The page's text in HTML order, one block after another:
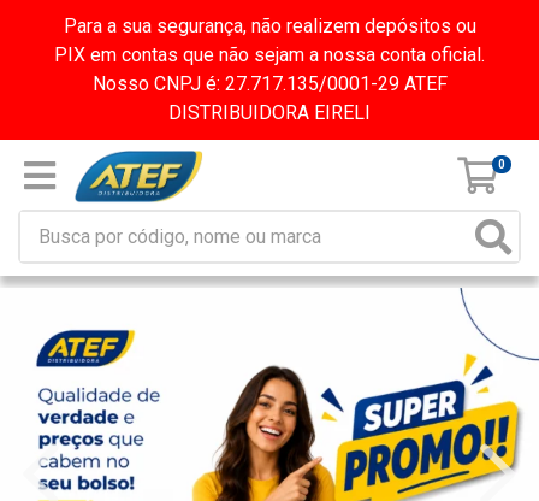
Para a sua segurança, não realizem depósitos ou
PIX em contas que não sejam a nossa conta oficial.
Nosso CNPJ é: 27.717.135/0001-29 ATEF
DISTRIBUIDORA EIRELI
0